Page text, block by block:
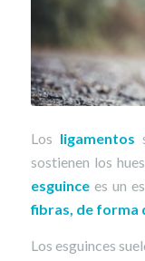
Los ligamentos
sostienen los
esguincees un
fibras, de forma
Los esguinces